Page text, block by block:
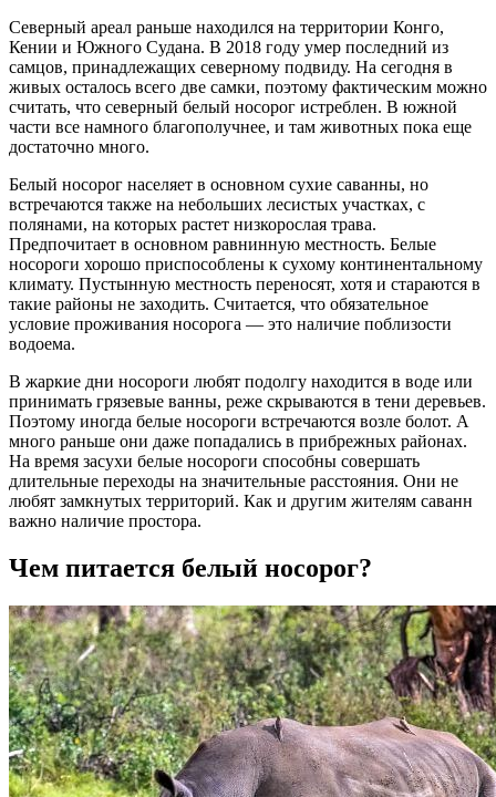
Северный ареал раньше находился на территории Конго,
Кении и Южного Судана. В 2018 году умер последний из
самцов, принадлежащих северному подвиду. На сегодня в
живых осталось всего две самки, поэтому фактическим можно
считать, что северный белый носорог истреблен. В южной
части все намного благополучнее, и там животных пока еще
достаточно много.
Белый носорог населяет в основном сухие саванны, но
встречаются также на небольших лесистых участках, с
полянами, на которых растет низкорослая трава.
Предпочитает в основном равнинную местность. Белые
носороги хорошо приспособлены к сухому континентальному
климату. Пустынную местность переносят, хотя и стараются в
такие районы не заходить. Считается, что обязательное
условие проживания носорога — это наличие поблизости
водоема.
В жаркие дни носороги любят подолгу находится в воде или
принимать грязевые ванны, реже скрываются в тени деревьев.
Поэтому иногда белые носороги встречаются возле болот. А
много раньше они даже попадались в прибрежных районах.
На время засухи белые носороги способны совершать
длительные переходы на значительные расстояния. Они не
любят замкнутых территорий. Как и другим жителям саванн
важно наличие простора.
Чем питается белый носорог?